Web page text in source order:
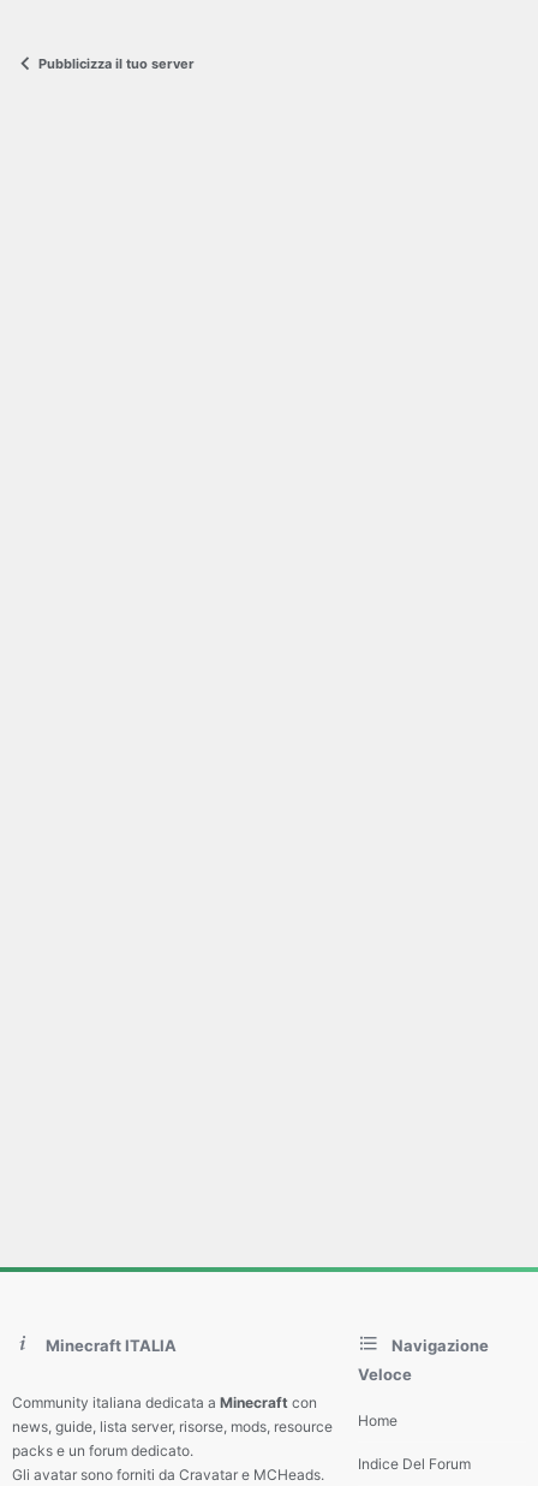
Pubblicizza il tuo server
Minecraft ITALIA
Community italiana dedicata a Minecraft con
news, guide, lista server, risorse, mods, resource
packs e un forum dedicato.
Gli avatar sono forniti da Cravatar e MCHeads.
Navigazione
Veloce
Home
Indice Del Forum